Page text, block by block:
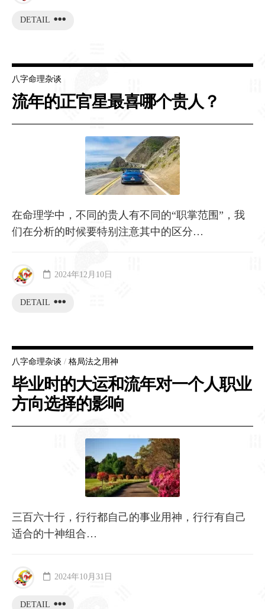
DETAIL
八字命理杂谈
流年的正官星最喜哪个贵人？
在命理学中，不同的贵人有不同的“职掌范围”，我
们在分析的时候要特别注意其中的区分…
DETAIL
2024年12月10日
八字命理杂谈 / 格局法之用神
毕业时的大运和流年对一个人职业
方向选择的影响
三百六十行，行行都自己的事业用神，行行有自己
适合的十神组合…
DETAIL
2024年10月31日